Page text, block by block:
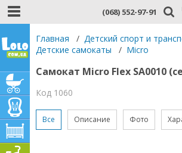
(068) 552-97-91
Главная / Детский спорт и
Детские самокаты
/ Micro
Самокат Micro Flex SA0010
Код 1060
Все Описание Фото